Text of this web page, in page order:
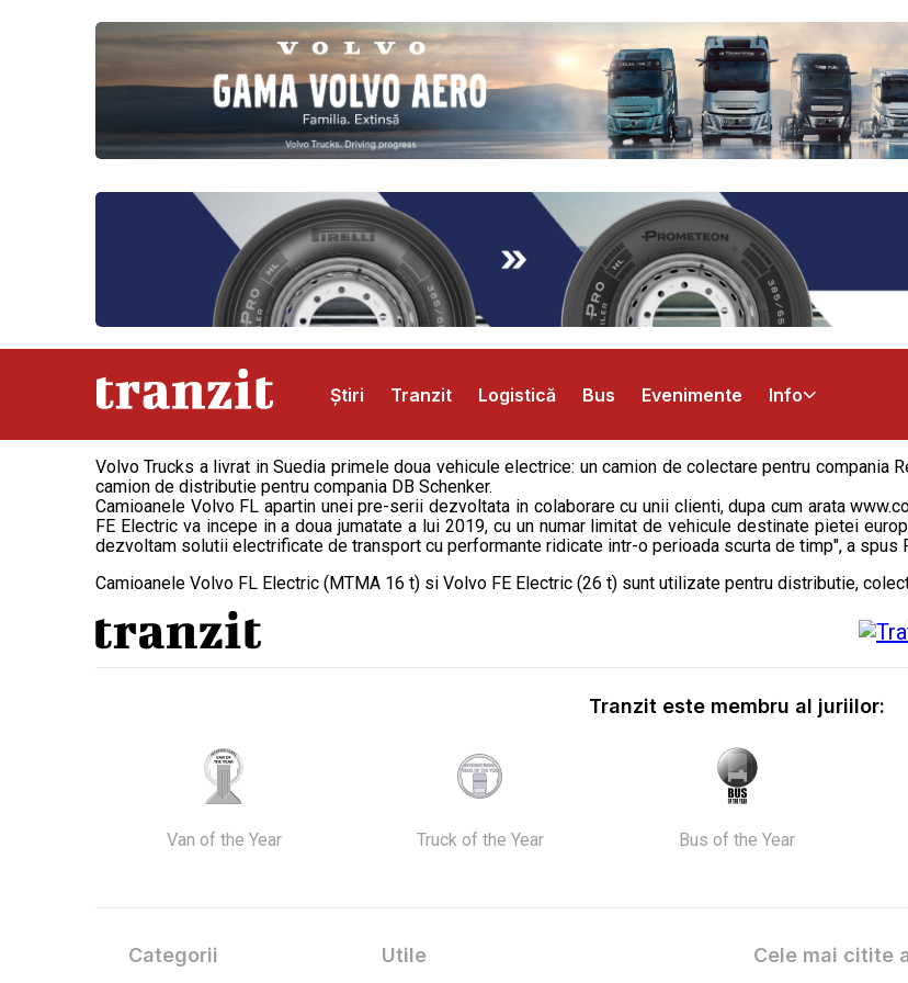
Știri Tranzit Logistică Bus Evenimente Info
Abonamente Publicitate Contact
Volvo Trucks a livrat in Suedia primele doua vehicule electrice: un camion de colectare pentru compania
camion de distributie pentru compania DB Schenker.
Camioanele Volvo FL apartin unei pre-serii dezvoltata in colaborare cu unii clienti, dupa cum arata
FE Electric va incepe in a doua jumatate a lui 2019, cu un numar limitat de vehicule destinate pietei
dezvoltam solutii electrificate de transport cu performante ridicate intr-o perioada scurta de timp", a spus
Camioanele Volvo FL Electric (MTMA 16 t) si Volvo FE Electric (26 t) sunt utilizate pentru distributie,
Tranzit este membru al juriilor:
Van of the Year Truck of the Year Bus of the Year
Categorii Utile Cele mai citite